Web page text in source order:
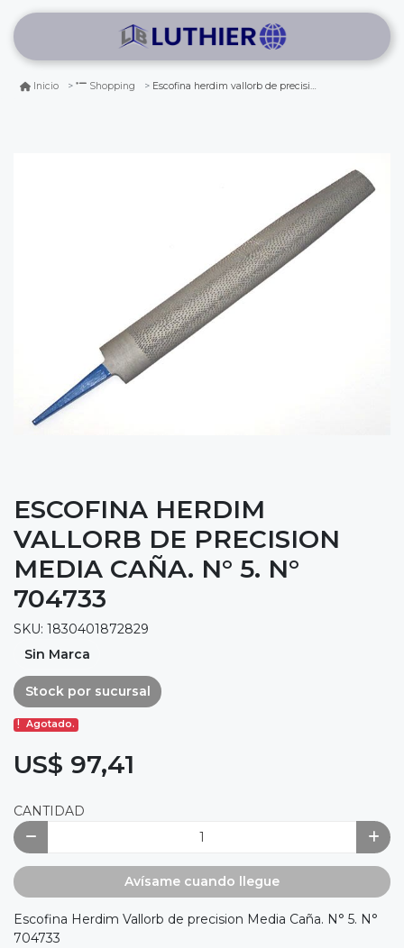
Inicio Shopping Escofina herdim vallorb de precision media caña. n° 5. n° 704733
ESCOFINA HERDIM
VALLORB DE PRECISION
MEDIA CAÑA. N° 5. N°
704733
SKU: 1830401872829
Sin Marca
Stock por sucursal
Agotado.
US$ 97,41
CANTIDAD
Avísame cuando llegue
Escofina Herdim Vallorb de precision Media Caña. N° 5. N°
704733